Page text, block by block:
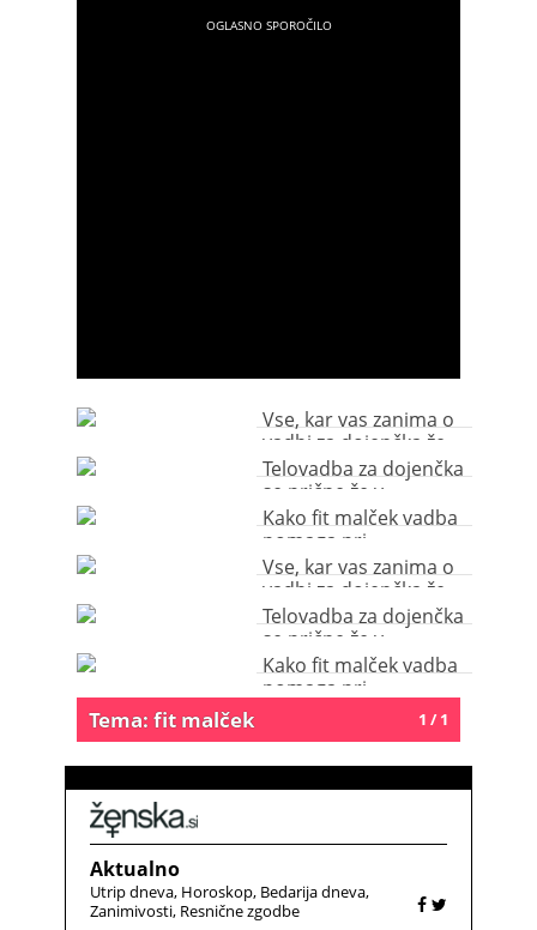
dojenčka?
Vse, kar vas zanima o
vadbi za dojenčka že
od rojstva dalje
Telovadba za dojenčka
se prične že v
materinem trebuščku
Kako fit malček vadba
pomaga pri
optimalnem razvoju
dojenčka?
Vse, kar vas zanima o
vadbi za dojenčka že
od rojstva dalje
Telovadba za dojenčka
se prične že v
materinem trebuščku
Kako fit malček vadba
pomaga pri
optimalnem razvoju
1 / 1
Tema: fit malček
Aktualno
Utrip dneva Horoskop Bedarija dneva
Zanimivosti Resnične zgodbe